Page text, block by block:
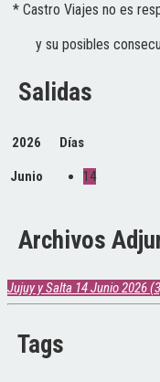
* Castro Viajes no es
y su posibles
Salidas
2026 Días
Junio 14
Archivos
Jujuy y Salta 14 Junio 2026
Tags